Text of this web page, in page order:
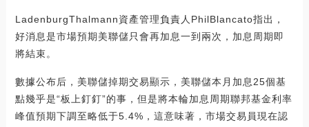
LadenburgThalmann資產管理負責人PhilBlancato指出，
好消息是市場預期美聯儲只會再加息一到兩次，加息周期即
將結束。
數據公布后，美聯儲掉期交易顯示，美聯儲本月加息25個基
點幾乎是“板上釘釘”的事，但是將本輪加息周期聯邦基金利率
峰值預期下調至略低于5.4%，這意味著，市場交易員現在認